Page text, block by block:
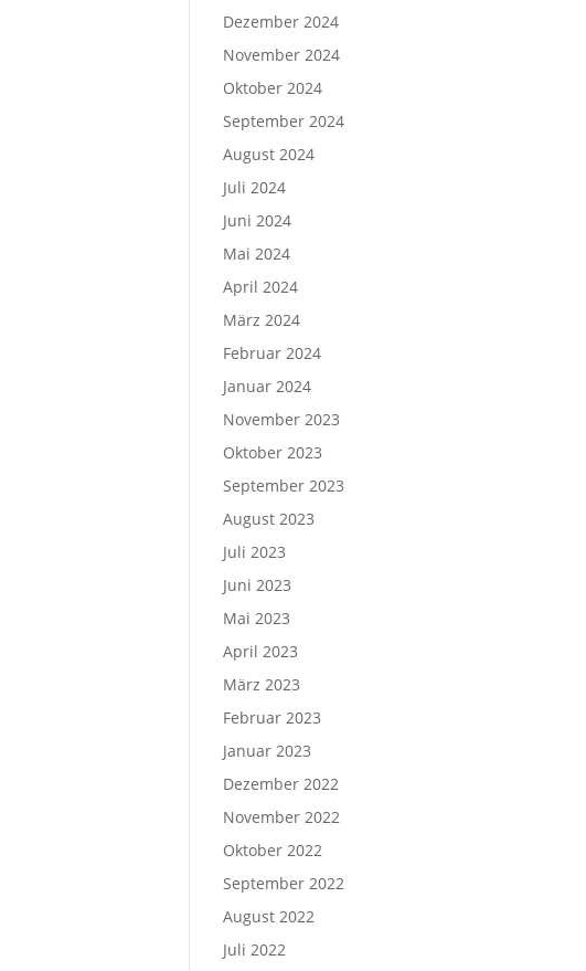
Dezember 2024
November 2024
Oktober 2024
September 2024
August 2024
Juli 2024
Juni 2024
Mai 2024
April 2024
März 2024
Februar 2024
Januar 2024
November 2023
Oktober 2023
September 2023
August 2023
Juli 2023
Juni 2023
Mai 2023
April 2023
März 2023
Februar 2023
Januar 2023
Dezember 2022
November 2022
Oktober 2022
September 2022
August 2022
Juli 2022